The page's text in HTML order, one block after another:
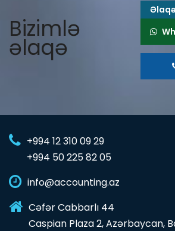
Bizimlə
əlaqə
+994 12 310 09 29
+994 50 225 82 05
info@accounting.az
Cəfər Cabbarlı 44
Caspian Plaza 2, Azərbaycan,